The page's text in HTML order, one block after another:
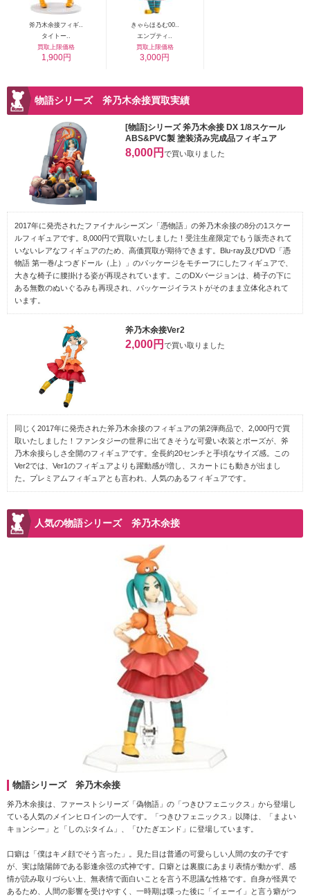
斧乃木余接フィギ..
タイトー..
買取上限価格
1,900円
きゃらほるむ00..
エンプティ..
買取上限価格
3,000円
物語シリーズ 斧乃木余接買取実績
[物語]シリーズ 斧乃木余接 DX 1/8スケール
ABS&PVC製 塗装済み完成品フィギュア
8,000円で買い取りました
2017年に発売されたファイナルシーズン「憑物語」の斧乃木余接の8分の1スケー
ルフィギュアです。8,000円で買取いたしました！受注生産限定でもう販売されて
いないレアなフィギュアのため、高価買取が期待できます。Blu-ray及びDVD「憑
物語 第一巻/よつぎドール（上）」のパッケージをモチーフにしたフィギュアで、
大きな椅子に腰掛ける姿が再現されています。このDXバージョンは、椅子の下に
ある無数のぬいぐるみも再現され、パッケージイラストがそのまま立体化されて
います。
斧乃木余接Ver2
2,000円で買い取りました
同じく2017年に発売された斧乃木余接のフィギュアの第2弾商品で、2,000円で買
取いたしました！ファンタジーの世界に出てきそうな可愛い衣装とポーズが、斧
乃木余接らしさ全開のフィギュアです。全長約20センチと手頃なサイズ感。この
Ver2では、Ver1のフィギュアよりも躍動感が増し、スカートにも動きが出まし
た。プレミアムフィギュアとも言われ、人気のあるフィギュアです。
人気の物語シリーズ 斧乃木余接
物語シリーズ 斧乃木余接
斧乃木余接は、ファーストシリーズ「偽物語」の「つきひフェニックス」から登場し
ている人気のメインヒロインの一人です。「つきひフェニックス」以降は、「まよい
キョンシー」と「しのぶタイム」、「ひたぎエンド」に登場しています。
口癖は「僕はキメ顔でそう言った」。見た目は普通の可愛らしい人間の女の子です
が、実は陰陽師である影逢余弦の式神です。口癖とは裏腹にあまり表情が動かず、感
情が読み取りづらい上、無表情で面白いことを言う不思議な性格です。自身が怪異で
あるため、人間の影響を受けやすく、一時期は喋った後に「イェーイ」と言う癖がつ